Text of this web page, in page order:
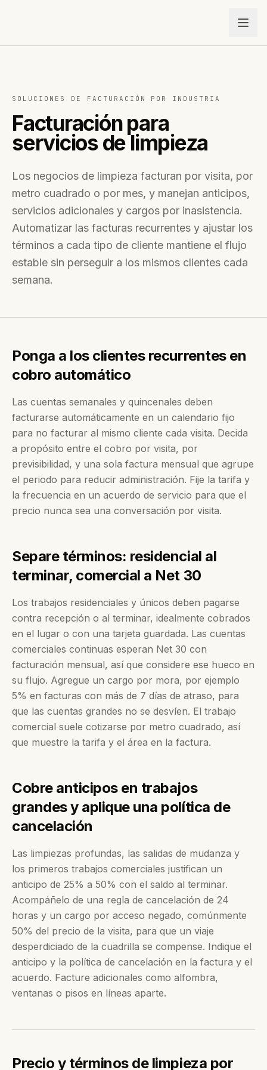
SOLUCIONES DE FACTURACIÓN POR INDUSTRIA
Facturación para
servicios de limpieza
Los negocios de limpieza facturan por visita, por
metro cuadrado o por mes, y manejan anticipos,
servicios adicionales y cargos por inasistencia.
Automatizar las facturas recurrentes y ajustar los
términos a cada tipo de cliente mantiene el flujo
estable sin perseguir a los mismos clientes cada
semana.
Ponga a los clientes recurrentes en
cobro automático
Las cuentas semanales y quincenales deben
facturarse automáticamente en un calendario fijo
para no facturar al mismo cliente cada visita. Decida
a propósito entre el cobro por visita, por
previsibilidad, y una sola factura mensual que agrupe
el periodo para reducir administración. Fije la tarifa y
la frecuencia en un acuerdo de servicio para que el
precio nunca sea una conversación por visita.
Separe términos: residencial al
terminar, comercial a Net 30
Los trabajos residenciales y únicos deben pagarse
contra recepción o al terminar, idealmente cobrados
en el lugar o con una tarjeta guardada. Las cuentas
comerciales continuas esperan Net 30 con
facturación mensual, así que considere ese hueco en
su flujo. Agregue un cargo por mora, por ejemplo
5% en facturas con más de 7 días de atraso, para
que las cuentas grandes no se desvíen. El trabajo
comercial suele cotizarse por metro cuadrado, así
que muestre la tarifa y el área en la factura.
Cobre anticipos en trabajos
grandes y aplique una política de
cancelación
Las limpiezas profundas, las salidas de mudanza y
los primeros trabajos comerciales justifican un
anticipo de 25% a 50% con el saldo al terminar.
Acompáñelo de una regla de cancelación de 24
horas y un cargo por acceso negado, comúnmente
50% del precio de la visita, para que un viaje
desperdiciado de la cuadrilla se compense. Indique el
anticipo y la política de cancelación en la factura y el
acuerdo. Facture adicionales como alfombra,
ventanas o pisos en líneas aparte.
Precio y términos de limpieza por